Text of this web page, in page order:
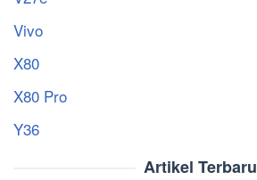
Vivo
X80
X80 Pro
Y36
Artikel Terbaru